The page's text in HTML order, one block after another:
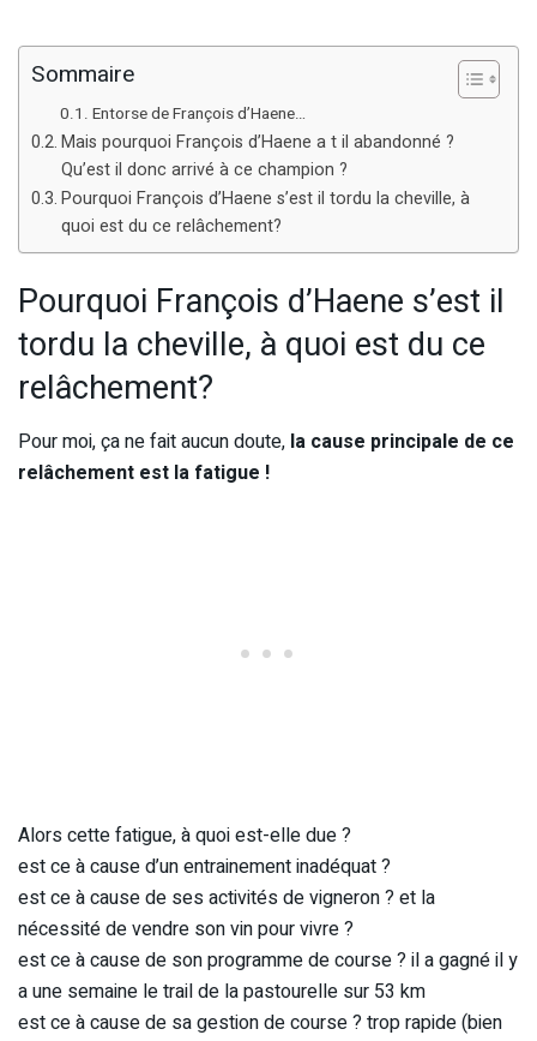
Sommaire
Entorse de François d’Haene…
Mais pourquoi François d’Haene a t il abandonné ?
Qu’est il donc arrivé à ce champion ?
Pourquoi François d’Haene s’est il tordu la cheville, à
quoi est du ce relâchement?
Pourquoi François d’Haene s’est il
tordu la cheville, à quoi est du ce
relâchement?
Pour moi, ça ne fait aucun doute, la cause principale de ce
relâchement est la fatigue !
Alors cette fatigue, à quoi est-elle due ?
est ce à cause d’un entrainement inadéquat ?
est ce à cause de ses activités de vigneron ? et la
nécessité de vendre son vin pour vivre ?
est ce à cause de son programme de course ? il a gagné il y
a une semaine le trail de la pastourelle sur 53 km
est ce à cause de sa gestion de course ? trop rapide (bien